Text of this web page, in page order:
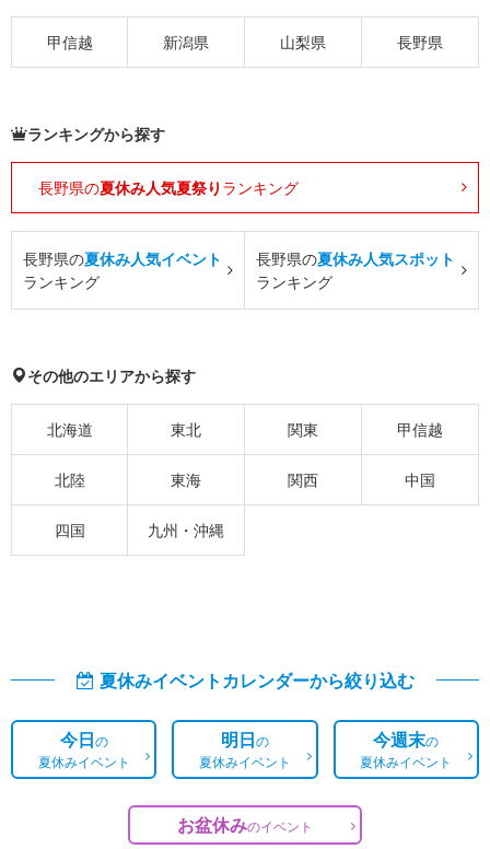
甲信越 新潟県 山梨県 長野県
ランキングから探す
長野県の夏休み人気夏祭り ランキング
長野県の夏休み人気イベント
ランキング
長野県の夏休み人気スポット
ランキング
その他のエリアから探す
北海道 東北 関東 甲信越
北陸 東海 関西 中国
四国 九州・沖縄
夏休みイベントカレンダーから絞り込む
今日の
夏休みイベント
明日の
夏休みイベント
今週末の
夏休みイベント
お盆休みのイベント